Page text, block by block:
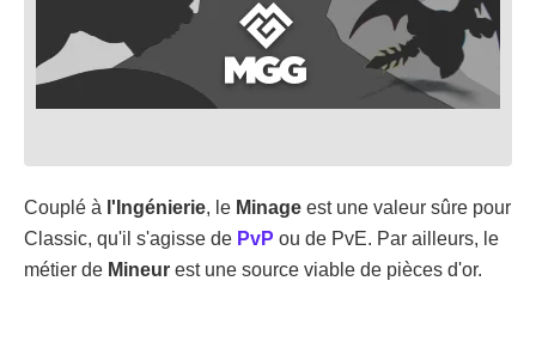
Couplé à l'Ingénierie, le Minage est une valeur sûre pour
Classic, qu'il s'agisse de PvP ou de PvE. Par ailleurs, le
métier de Mineur est une source viable de pièces d'or.